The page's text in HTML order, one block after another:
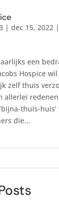
| dec 15, 2022|
een
Hospice
zelf thuis
allerlei
thuis-huis’
die...